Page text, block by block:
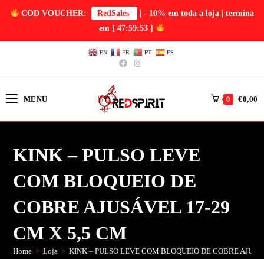
COD VOUCHER: RedSales
| - 10% em toda a loja | termina
em [ 47:59:52 ]
EN FR PT ES
MENU 0 €0,00
KINK – PULSO LEVE
COM BLOQUEIO DE
COBRE AJUSÁVEL 17-29
CM X 5,5 CM
Home > Loja > KINK – PULSO LEVE COM BLOQUEIO DE COBRE